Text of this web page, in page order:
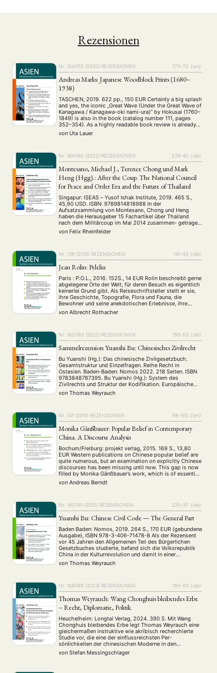
Rezensionen
Nr. 154/155 (2020) REZENSIONEN 170–72 {:en}
Andreas Marks: Japanese Woodblock Prints (1680–
1938)
TASCHEN, 2019. 622 pp., 150 EUR Certainly a big splash
and yes, the iconic „Great Wave (Under the Great Wave of
Kanagawa / Kanagawa-oki nami-ura)“ by Hokusai (1760–
1849) is also in the book (catalog number 111, pages
352–354). As a highly readable book review is already
available (Laflamme 2020), I will here focus on a …
von Uta Lauer
Nr. 164/165 (2022) REZENSIONEN 239–40 {:de}
Montesano, Michael J., Terence Chong und Mark
Heng (Hgg).: After the Coup. The National Council
for Peace and Order Era and the Future of Thailand
Singapur: ISEAS – Yusof Ishak Institute, 2019. 465 S.,
45,90 USD. ISBN: 9789814818988 In der
Aufsatzsammlung von Montesano, Chong und Heng
haben die Herausgeber 15 Fachartikel über Thailand
nach dem Militärcoup im Mai 2014 zusammen- getragen,
die anlässlich der Thailand Forum Conference in
Singapur verfasst worden sind. Dabei dienen der erste
von Felix Rheinfelder
Nr. 139 (2016) REZENSIONEN 141–43 {:de}
Jean Rolin: Peleliu
Paris : P.O.L., 2016. 152S., 14 EUR Rolin beschreibt gerne
abgelegene Orte der Welt, für deren Besuch es eigentlich
keinerlei Grund gibt. Als Reiseschriftsteller stellt er sie,
ihre Geschichte, Topografie, Flora und Fauna, die
Bewohner und seine anekdotischen Erlebnisse, ihre
Tragik und Lebensfreude mit großer Präzision und Sinn
fur Skurrilität sehr anschaulich dar.
von Albrecht Rothacher
Nr. 162/163 (2022) REZENSIONEN 150–53 {:de}
Sammelrezension Yuanshi Bu: Chinesisches Zivilrecht
Bu Yuanshi (Hg.): Das chinesische Zivilgesetzbuch.
Gesamtstruktur und Einzelfragen. Reihe Recht in
Ostasien. Baden-Baden: Nomos 2022. 218 Seiten. ISBN
9783848787395. Bu Yuanshi (Hg.): System des
Zivilrechts und Struktur der Kodifikation. Europäische
und ostasiatische Perspektive. Reihe Schriften zum
Ostasiatischen Privatrecht 10. Tübingen: Mohr Siebeck
von Thomas Weyrauch
Nr. 141 (2016) REZENSIONEN 98–100 {:en}
Monika Gänßbauer: Popular Belief in Contemporary
China. A Discourse Analysis
Bochum/Freiburg: projekt verlag, 2015. 169 S., 13,80
EUR Western publications on Chinese popular belief are
quite numerous, but an examination on explicitly Chinese
discourses has been missing until now. This gap is now
filled by Monika Gänßbauer’s work, which is of essential
importance for everyone concerned with research in this
area and beyond. Her book …
von Andreas Berndt
Nr. 160/161 (2021) REZENSIONEN 235–37 {:de}
Yuanshi Bu: Chinese Civil Code — The General Part
Baden Baden: Nomos, 2019. 264 S., 170 EUR (gebundene
Ausgabe), ISBN 978-3-406-71478-8 Als der Rezensent
vor 45 Jahren den Allgemeinen Teil des Bürgerlichen
Gesetzbuches studierte, befand sich die Volksrepublik
China in der Kulturrevolution und damit in einer
rechtlichen Wüstenlandschaft. Mao Zedong hatte mit der
Machtübernahme 1949 alles „reaktionäre“ Recht der
von Thomas Weyrauch
Nr. 168/169 (2023) REZENSIONEN 190–93 {:de}
Thomas Weyrauch: Wang Chonghuis bleibendes Erbe
– Recht, Diplomatie, Politik.
Heuchelheim: Longtai Verlag, 2024. 390 S. Mit Wang
Chonghuis bleibendes Erbe legt Thomas Weyrauch eine
gleichermaßen instruktive wie akribisch recherchierte
Studie vor, die eine der einflussreichsten Per-
sönlichkeiten der chinesischen Moderne in den
Mittelpunkt stellt. Wang Chonghui (1881–1958), Jurist,
Diplomat und politischer Visionär, stand im Zentrum
von Stefan Messingschlager